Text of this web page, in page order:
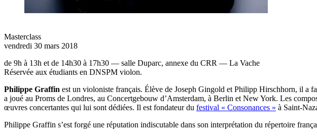
Masterclass
vendredi 30 mars 2018
de 9h à 13h et de 14h30 à 17h30 — salle Duparc, annexe du CRR — La Vache
Réservée aux étudiants en DNSPM violon.
Philippe Graffin est un violoniste français. Élève de Joseph Gingold et Philipp Hirschhorn, il a
a joué au Proms de Londres, au Concertgebouw d’Amsterdam, à Berlin et New York. Les
œuvres concertantes qui lui sont dédiées. Il est fondateur du festival « Consonances » à Saint-
Philippe Graffin s’est forgé une réputation indiscutable dans son interprétation du répertoire